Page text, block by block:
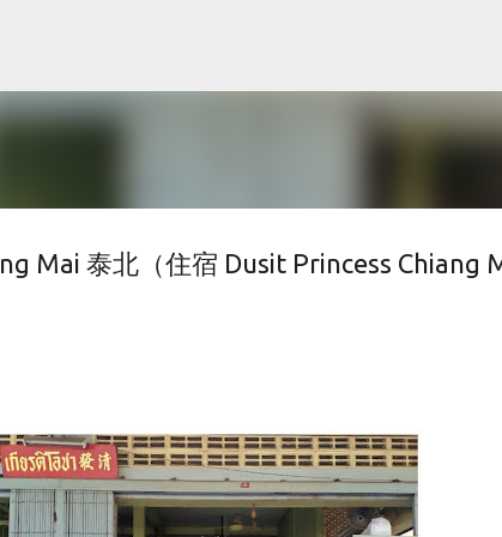
Mai 泰北（住宿 Dusit Princess Chiang